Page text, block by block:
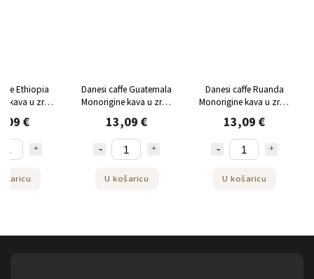
Ethiopia
kava u zrnu
250g
€
Danesi caffe Guatemala
Monorigine kava u zrnu
limenka 250g
13,09 €
U košaricu
Danesi caffe Ruanda
Monorigine kava u zrnu
limenka 250g
13,09 €
U košaricu